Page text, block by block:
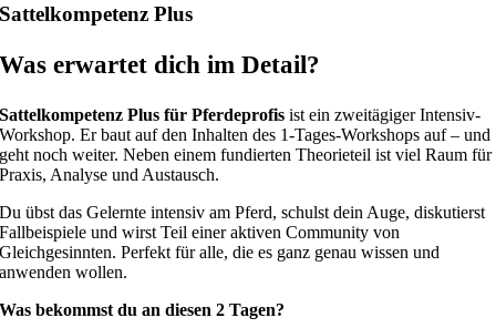
Sattelkompetenz Plus
Was erwartet dich im Detail?
Sattelkompetenz Plus für Pferdeprofis ist ein zweitägiger Intensiv-
Workshop. Er baut auf den Inhalten des 1-Tages-Workshops auf – und
geht noch weiter. Neben einem fundierten Theorieteil ist viel Raum für
Praxis, Analyse und Austausch.
Du übst das Gelernte intensiv am Pferd, schulst dein Auge, diskutierst
Fallbeispiele und wirst Teil einer aktiven Community von
Gleichgesinnten. Perfekt für alle, die es ganz genau wissen und
anwenden wollen.
Was bekommst du an diesen 2 Tagen?